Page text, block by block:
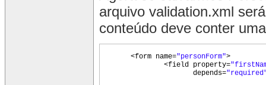
arquivo validation.xml
conteúdo deve conter
<form name="personForm">
<field property=
depends=